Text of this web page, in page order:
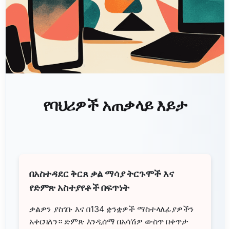
የባህሪዎች አጠቃላይ እይታ
በአስተዳደር ቅርጸ ቃል ማሳያ ትርጉሞች እና
የድምጽ አስተያየቶች በፍጥነት
ቃልዎን ያስገቡ እና በ134 ቋንቋዎች ማስተላለፊያዎችን
አቀርባለን። ድምጽ እንዲሰማ በአሳሽዎ ውስጥ በቀጥታ